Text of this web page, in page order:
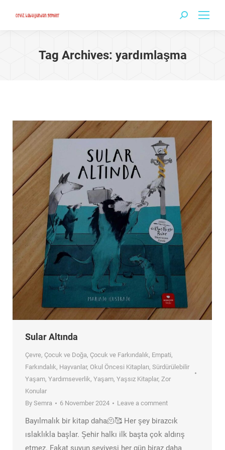
Search:
Tag Archives: yardımlaşma
Sular Altında
Çevre, Çocuk ve Doğa, Çocuk ve Farkındalık, Empati,
Farkındalık, Hayvanlar, Okul Öncesi Kitapları, Sürdürülebilir
Yaşam, Yardımseverlik, Yaşam, Yaşsız Kitaplar, Zor
Konular
By Semra 6 November 2024 Leave a comment
Bayılmalık bir kitap daha🫠🥰 Her şey birazcık
ıslaklıkla başlar. Şehir halkı ilk başta çok aldırış
etmez. Fakat suyun seviyesi her gün biraz daha